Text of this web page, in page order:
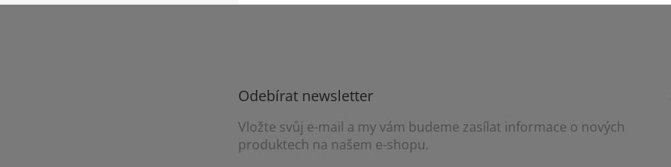
Z
Odebírat newsletter
Vložte svůj e-mail a my vám budeme zasílat informace o nových
produktech na našem e-shopu.